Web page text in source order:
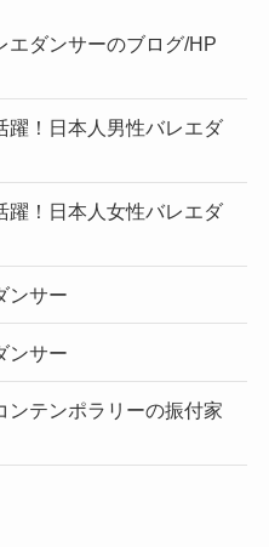
エダンサーのブログ/HP
躍！日本人男性バレエダ
躍！日本人女性バレエダ
ンサー
ンサー
ンテンポラリーの振付家